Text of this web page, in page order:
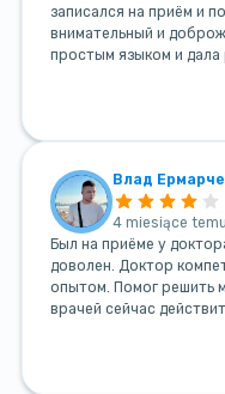
записался на приём и
внимательный и
простым языком и дала
Влад
4 miesiące temu
Был на приёме у
доволен. Доктор
опытом. Помог решить
врачей сейчас